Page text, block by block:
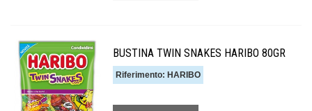
BUSTINA TWIN SNAKES HARIBO 80GR
Riferimento: HARIBO